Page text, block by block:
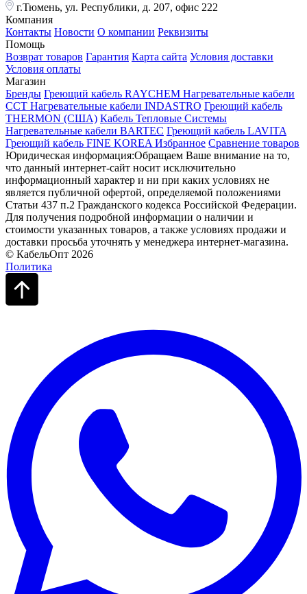
г.Тюмень, ул. Республики, д. 207, офис 222
Компания
Контакты Новости О компании Реквизиты
Помощь
Возврат товаров Гарантия Карта сайта Условия доставки
Условия оплаты
Магазин
Бренды Греющий кабель RAYCHEM Нагревательные кабели
ССТ Нагревательные кабели INDASTRO Греющий кабель
THERMON (США) Кабель Тепловые Системы
Нагревательные кабели BARTEC Греющий кабель LAVITA
Греющий кабель FINE KOREA Избранное Сравнение товаров
Юридическая информация:Обращаем Ваше внимание на то,
что данный интернет-сайт носит исключительно
информационный характер и ни при каких условиях не
является публичной офертой, определяемой положениями
Статьи 437 п.2 Гражданского кодекса Российской Федерации.
Для получения подробной информации о наличии и
стоимости указанных товаров, а также условиях продажи и
доставки просьба уточнять у менеджера интернет-магазина.
© КабельОпт 2026
Политика